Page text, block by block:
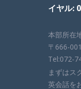
イヤル:
本部所在
〒666-
Tel:072-
まずはス
英会話を